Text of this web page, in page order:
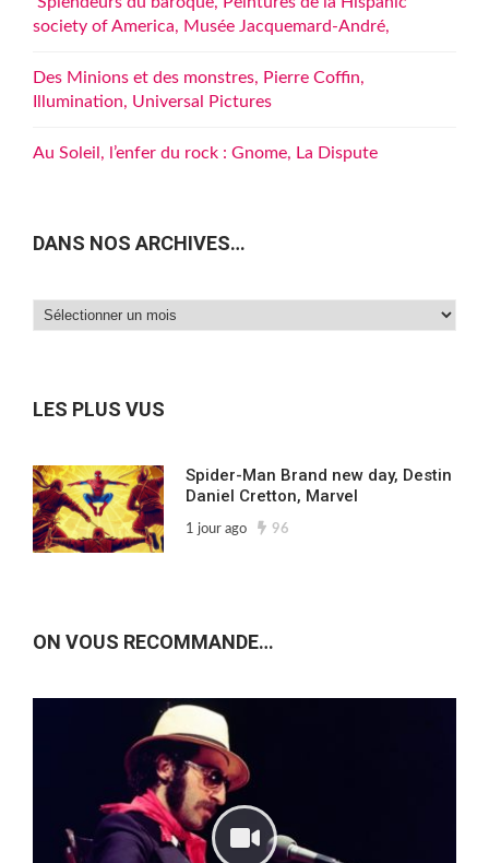
society of America, Musée Jacquemard-André,
Des Minions et des monstres, Pierre Coffin,
Illumination, Universal Pictures
Au Soleil, l’enfer du rock : Gnome, La Dispute
DANS NOS ARCHIVES…
Dans
LES PLUS VUS
Spider-Man Brand new day, Destin
Daniel Cretton, Marvel
1 jour ago 96
ON VOUS RECOMMANDE…